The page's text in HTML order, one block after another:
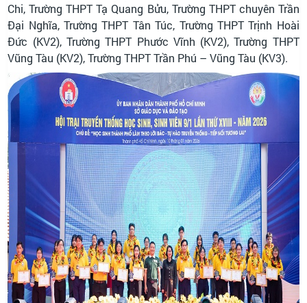
Chi, Trường THPT Tạ Quang Bửu, Trường THPT chuyên Trần
Đại Nghĩa, Trường THPT Tân Túc, Trường THPT Trịnh Hoài
Đức (KV2), Trường THPT Phước Vĩnh (KV2), Trường THPT
Vũng Tàu (KV2), Trường THPT Trần Phú – Vũng Tàu (KV3).